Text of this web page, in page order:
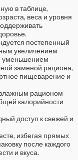
в таблице,
веса и уровня
постепенный
увеличением
уменьшением
заменой рациона,
пищеварение и
рационом
калорийности
доступ к свежей и
избегая прямых
после каждого
и вкуса.